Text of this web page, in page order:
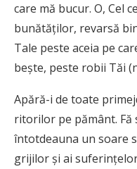
care mă bucur. O, Cel
bunătăților, revarsă
Tale peste aceia pe
bește, peste robii Tăi
Apără-i de toate
ritorilor pe pământ.
întotdeauna un soare
grijilor și ai